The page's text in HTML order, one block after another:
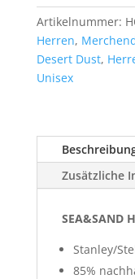
Artikelnummer:
Herren,
Desert Dust,
Unisex
Zusätzliche
SEA&SAND
Stanley/
85%